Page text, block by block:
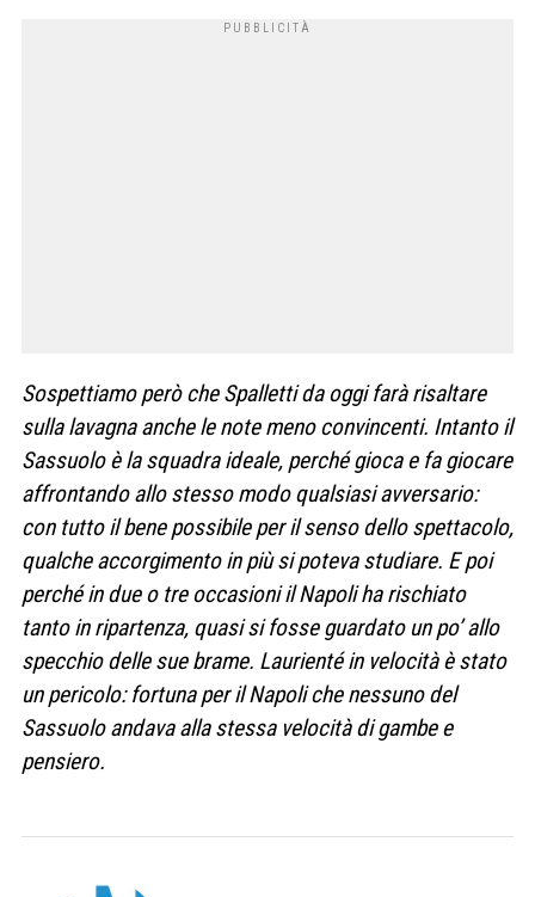
Sospettiamo però che Spalletti da oggi farà risaltare
sulla lavagna anche le note meno convincenti. Intanto il
Sassuolo è la squadra ideale, perché gioca e fa giocare
affrontando allo stesso modo qualsiasi avversario:
con tutto il bene possibile per il senso dello spettacolo,
qualche accorgimento in più si poteva studiare. E poi
perché in due o tre occasioni il Napoli ha rischiato
tanto in ripartenza, quasi si fosse guardato un po’ allo
specchio delle sue brame. Laurienté in velocità è stato
un pericolo: fortuna per il Napoli che nessuno del
Sassuolo andava alla stessa velocità di gambe e
pensiero.